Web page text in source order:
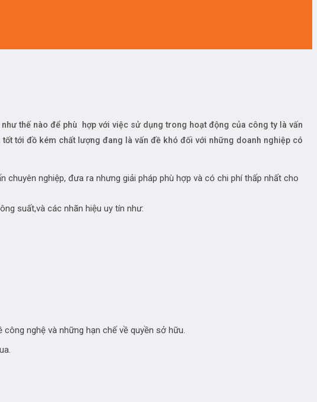
thế nào để phù hợp với việc sử dụng trong hoạt động của công ty là vấn
tới đồ kém chất lượng đang là vấn đề khó đối với những doanh nghiệp có
nghiệp, đưa ra nhưng giải pháp phù hợp và có chi phí thấp nhất cho
suất,và các nhãn hiệu uy tín như:
nghệ và những hạn chế về quyền sở hữu.